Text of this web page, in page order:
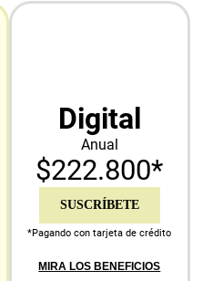
Digital
Anual
$222.800*
SUSCRÍBETE
*Pagando con tarjeta de crédito
MIRA LOS BENEFICIOS